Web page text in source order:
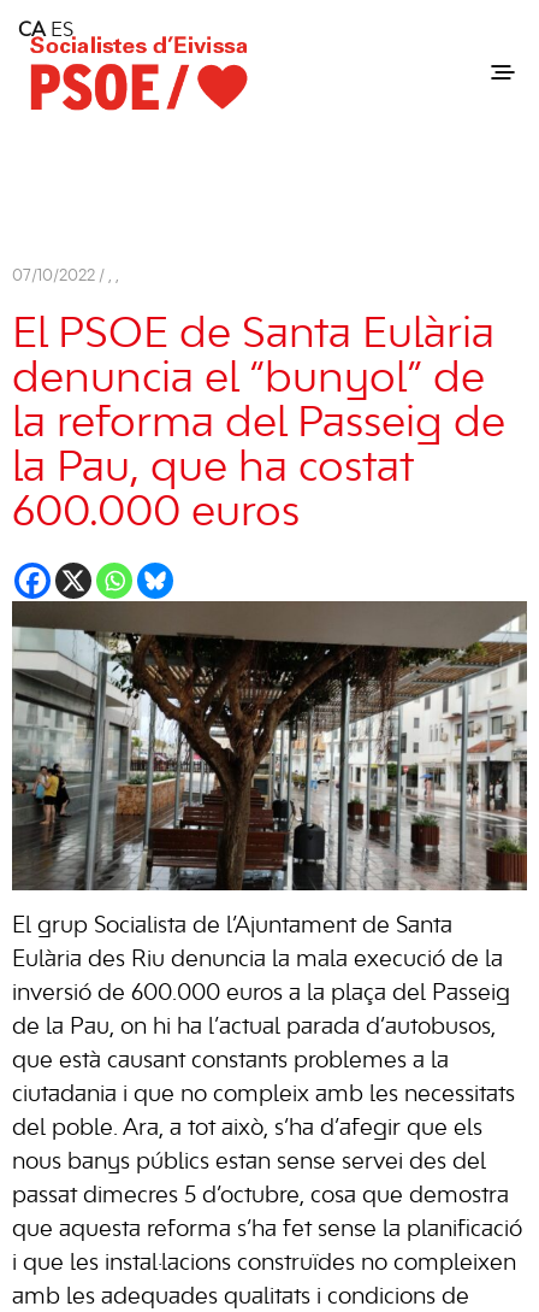
Consell Insular d'Eivissa
Services
Contact
07/10/2022 / , ,
El PSOE de Santa Eulària
denuncia el “bunyol” de
la reforma del Passeig de
la Pau, que ha costat
600.000 euros
El grup Socialista de l’Ajuntament de Santa
Eulària des Riu denuncia la mala execució de la
inversió de 600.000 euros a la plaça del Passeig
de la Pau, on hi ha l’actual parada d’autobusos,
que està causant constants problemes a la
ciutadania i que no compleix amb les necessitats
del poble. Ara, a tot això, s’ha d’afegir que els
nous banys públics estan sense servei des del
passat dimecres 5 d’octubre, cosa que demostra
que aquesta reforma s’ha fet sense la planificació
i que les instal·lacions construïdes no compleixen
amb les adequades qualitats i condicions de
CA ES